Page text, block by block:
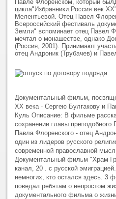
Павле Флоренском, который
цикла"Избранники.Россия век
Мелентьевой. Отец Павел
Всероссийский фестиваль
Земли" вспоминает отец Павел
мечтал о монашестве, однако
(Россия, 2001). Принимают
отец Андроник (Трубачев) и
Документальный фильм,
XX века - Сергею Булгакову и
Куль Описание: В фильме
сохранении главы преподобного
Павла Флоренского - отец
один из лидеров русского
современной православной
Документальный фильм "Храм
канал, 20 . с русской
немногих, кто остался здесь. 3
поведал ребятам о непростом
документального фильма о